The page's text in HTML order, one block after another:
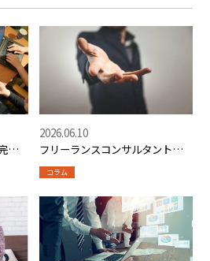
全
ン
フリーランスコンサルタントの
リスクと失敗パターン5選
2026.06.10
コラム